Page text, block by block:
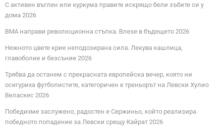
С активен въглен или куркума правите искрящо бели зъбите си у
дома 2026
ВМА направи революционна стъпка. Влезе в бъдещето 2026
Нежното цвете крие неподозирана сила. Лекува кашлица,
главоболие и безсъние 2026
Трябва да останем с прекрасната европейска вечер, която ни
осигуриха футболистите, категоричен е треньорът на Левски Хулио
Веласкес 2026
Победихме заслужено, радостен е Сержиньо, който реализира
победното попадение за Левски срещу Кайрат 2026